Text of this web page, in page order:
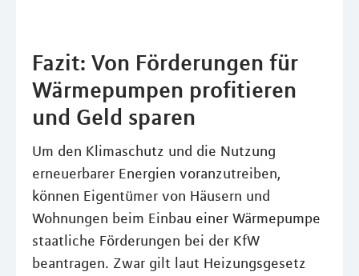
Fazit: Von Förderungen für
Wärmepumpen profitieren
und Geld sparen
Um den Klimaschutz und die Nutzung
erneuerbarer Energien voranzutreiben,
können Eigentümer von Häusern und
Wohnungen beim Einbau einer Wärmepumpe
staatliche Förderungen bei der KfW
beantragen. Zwar gilt laut Heizungsgesetz